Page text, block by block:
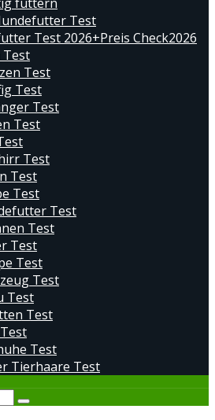
Test
Test 2026+Preis Check2026
Test
Test
Test
Test
Test
Test
Test
Test
Test
Test
Test
Test
Test
Test
Test
Test
Tierhaare Test